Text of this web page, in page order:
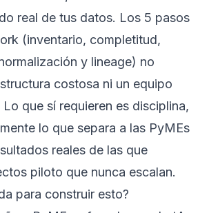
real de tus datos. Los 5 pasos
(inventario, completitud,
y lineage) no
costosa ni un equipo
que sí requieren es disciplina,
lo que separa a las PyMEs
reales de las que
piloto que nunca escalan.
para construir esto?